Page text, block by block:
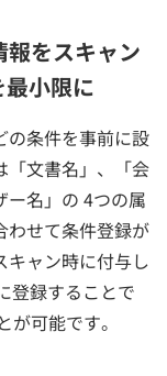
をスキャン
小限に
の条件を事前に設
「文書名」、「会
ー名」の 4つの属
わせて条件登録が
キャン時に付与し
登録することで
可能です。